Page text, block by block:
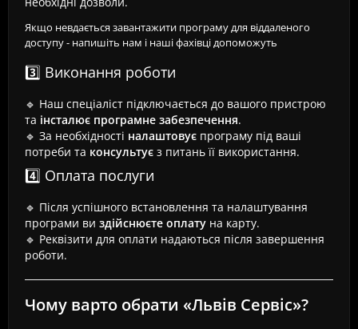
Якщо невдається завантажити програму для віддаленого
доступу - напишіть нам і наші фахівці допоможуть
3️⃣ Виконання роботи
🔹 Наш спеціаліст підключається до вашого пристрою
та інсталює програмне забезпечення.
🔹 За необхідності налаштовує програму під ваші
потреби та консультує з питань її використання.
4️⃣ Оплата послуги
🔹 Після успішного встановлення та налаштування
програми ви здійснюєте оплату на карту.
🔹 Реквізити для оплати надаються після завершення
роботи.
Чому варто обрати «Львів Сервіс»?